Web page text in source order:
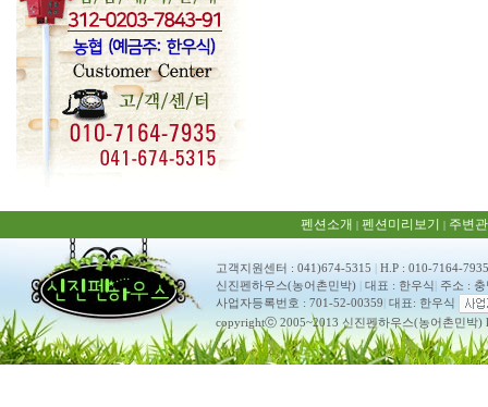
펜션소개 | 펜션미리보기 | 주변
고객지원센터 : 041)674-5315 | H.P : 010-7164-7935
신진펜하우스(농어촌민박) | 대표 : 한우식| 주소 :
사업자등록번호 : 701-52-00359 대표: 한우식
copyrightⓒ 2005~2013 신진펜하우스(농어촌민박)